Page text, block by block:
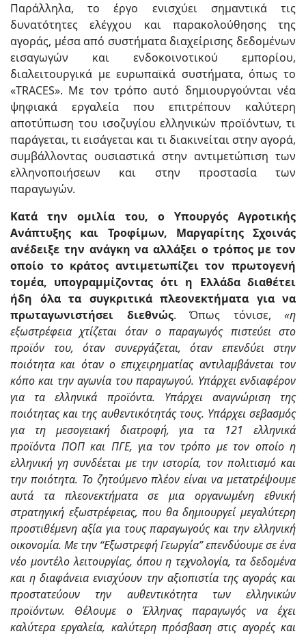
Παράλληλα, το έργο ενισχύει σημαντικά τις
δυνατότητες ελέγχου και παρακολούθησης της
αγοράς, μέσα από συστήματα διαχείρισης δεδομένων
εισαγωγών και ενδοκοινοτικού εμπορίου,
διαλειτουργικά με ευρωπαϊκά συστήματα, όπως το
«TRACES». Με τον τρόπο αυτό δημιουργούνται νέα
ψηφιακά εργαλεία που επιτρέπουν καλύτερη
αποτύπωση του ισοζυγίου ελληνικών προϊόντων, τι
παράγεται, τι εισάγεται και τι διακινείται στην αγορά,
συμβάλλοντας ουσιαστικά στην αντιμετώπιση των
ελληνοποιήσεων και στην προστασία των
παραγωγών.
Κατά την ομιλία του, ο Υπουργός Αγροτικής
Ανάπτυξης και Τροφίμων, Μαργαρίτης Σχοινάς
ανέδειξε την ανάγκη να αλλάξει ο τρόπος με τον
οποίο το κράτος αντιμετωπίζει τον πρωτογενή
τομέα, υπογραμμίζοντας ότι η Ελλάδα διαθέτει
ήδη όλα τα συγκριτικά πλεονεκτήματα για να
πρωταγωνιστήσει διεθνώς. Όπως τόνισε, «η
εξωστρέφεια χτίζεται όταν ο παραγωγός πιστεύει στο
προϊόν του, όταν συνεργάζεται, όταν επενδύει στην
ποιότητα και όταν ο επιχειρηματίας αντιλαμβάνεται τον
κόπο και την αγωνία του παραγωγού. Υπάρχει ενδιαφέρον
για τα ελληνικά προϊόντα. Υπάρχει αναγνώριση της
ποιότητας και της αυθεντικότητάς τους. Υπάρχει σεβασμός
για τη μεσογειακή διατροφή, για τα 121 ελληνικά
προϊόντα ΠΟΠ και ΠΓΕ, για τον τρόπο με τον οποίο η
ελληνική γη συνδέεται με την ιστορία, τον πολιτισμό και
την ποιότητα. Το ζητούμενο πλέον είναι να μετατρέψουμε
αυτά τα πλεονεκτήματα σε μια οργανωμένη εθνική
στρατηγική εξωστρέφειας, που θα δημιουργεί μεγαλύτερη
προστιθέμενη αξία για τους παραγωγούς και την ελληνική
οικονομία. Με την “Εξωστρεφή Γεωργία” επενδύουμε σε ένα
νέο μοντέλο λειτουργίας, όπου η τεχνολογία, τα δεδομένα
και η διαφάνεια ενισχύουν την αξιοπιστία της αγοράς και
προστατεύουν την αυθεντικότητα των ελληνικών
προϊόντων. Θέλουμε ο Έλληνας παραγωγός να έχει
καλύτερα εργαλεία, καλύτερη πρόσβαση στις αγορές και